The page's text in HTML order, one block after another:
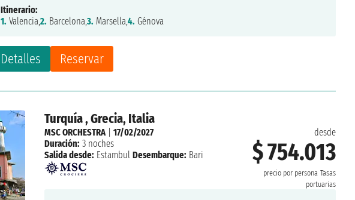
Detalles Reservar
Itinerario:
1. Valencia,2. Barcelona,3. Marsella,4. Génova
Turquía , Grecia, Italia
desde
$ 754.013
precio por persona Tasas
portuarias
MSC ORCHESTRA| 17/02/2027
Duración: 3 noches
Salida desde: Estambul Desembarque: Bari